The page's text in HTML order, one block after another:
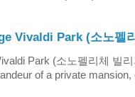
Vivaldi Park (소노펠
Park (소노펠리체 빌
of a private